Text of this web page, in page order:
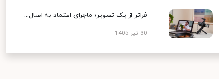
فراتر از یک تصویر؛ ماجرای اعتماد به اصال...
30 تیر 1405